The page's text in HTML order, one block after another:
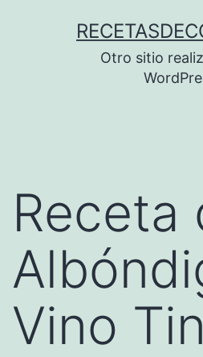
Otro sitio
Receta
Vino